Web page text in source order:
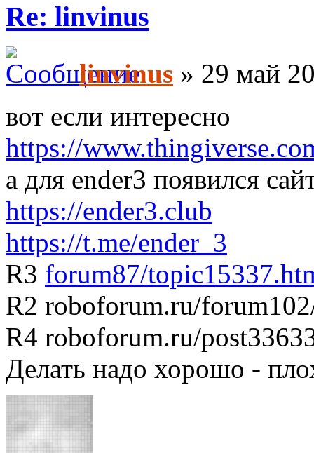
Re: linvinus
linvinus » 29 май
вот если интересно
https://
а для ender3 появился
https://ender3.club
https://t.me/ender_3
R3 forum87/
R2 roboforum.ru/
R4 roboforum.ru/
Делать надо хорошо -